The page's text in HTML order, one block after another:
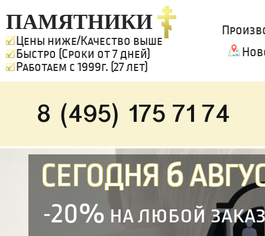
ПАМЯТНИКИ
Цены ниже/Качество выше
Быстро (Сроки от 7 дней)
Работаем с 1999г. (27 лет)
8 (495) 175 71 74
СЕГОДНЯ 6
-20% на любой